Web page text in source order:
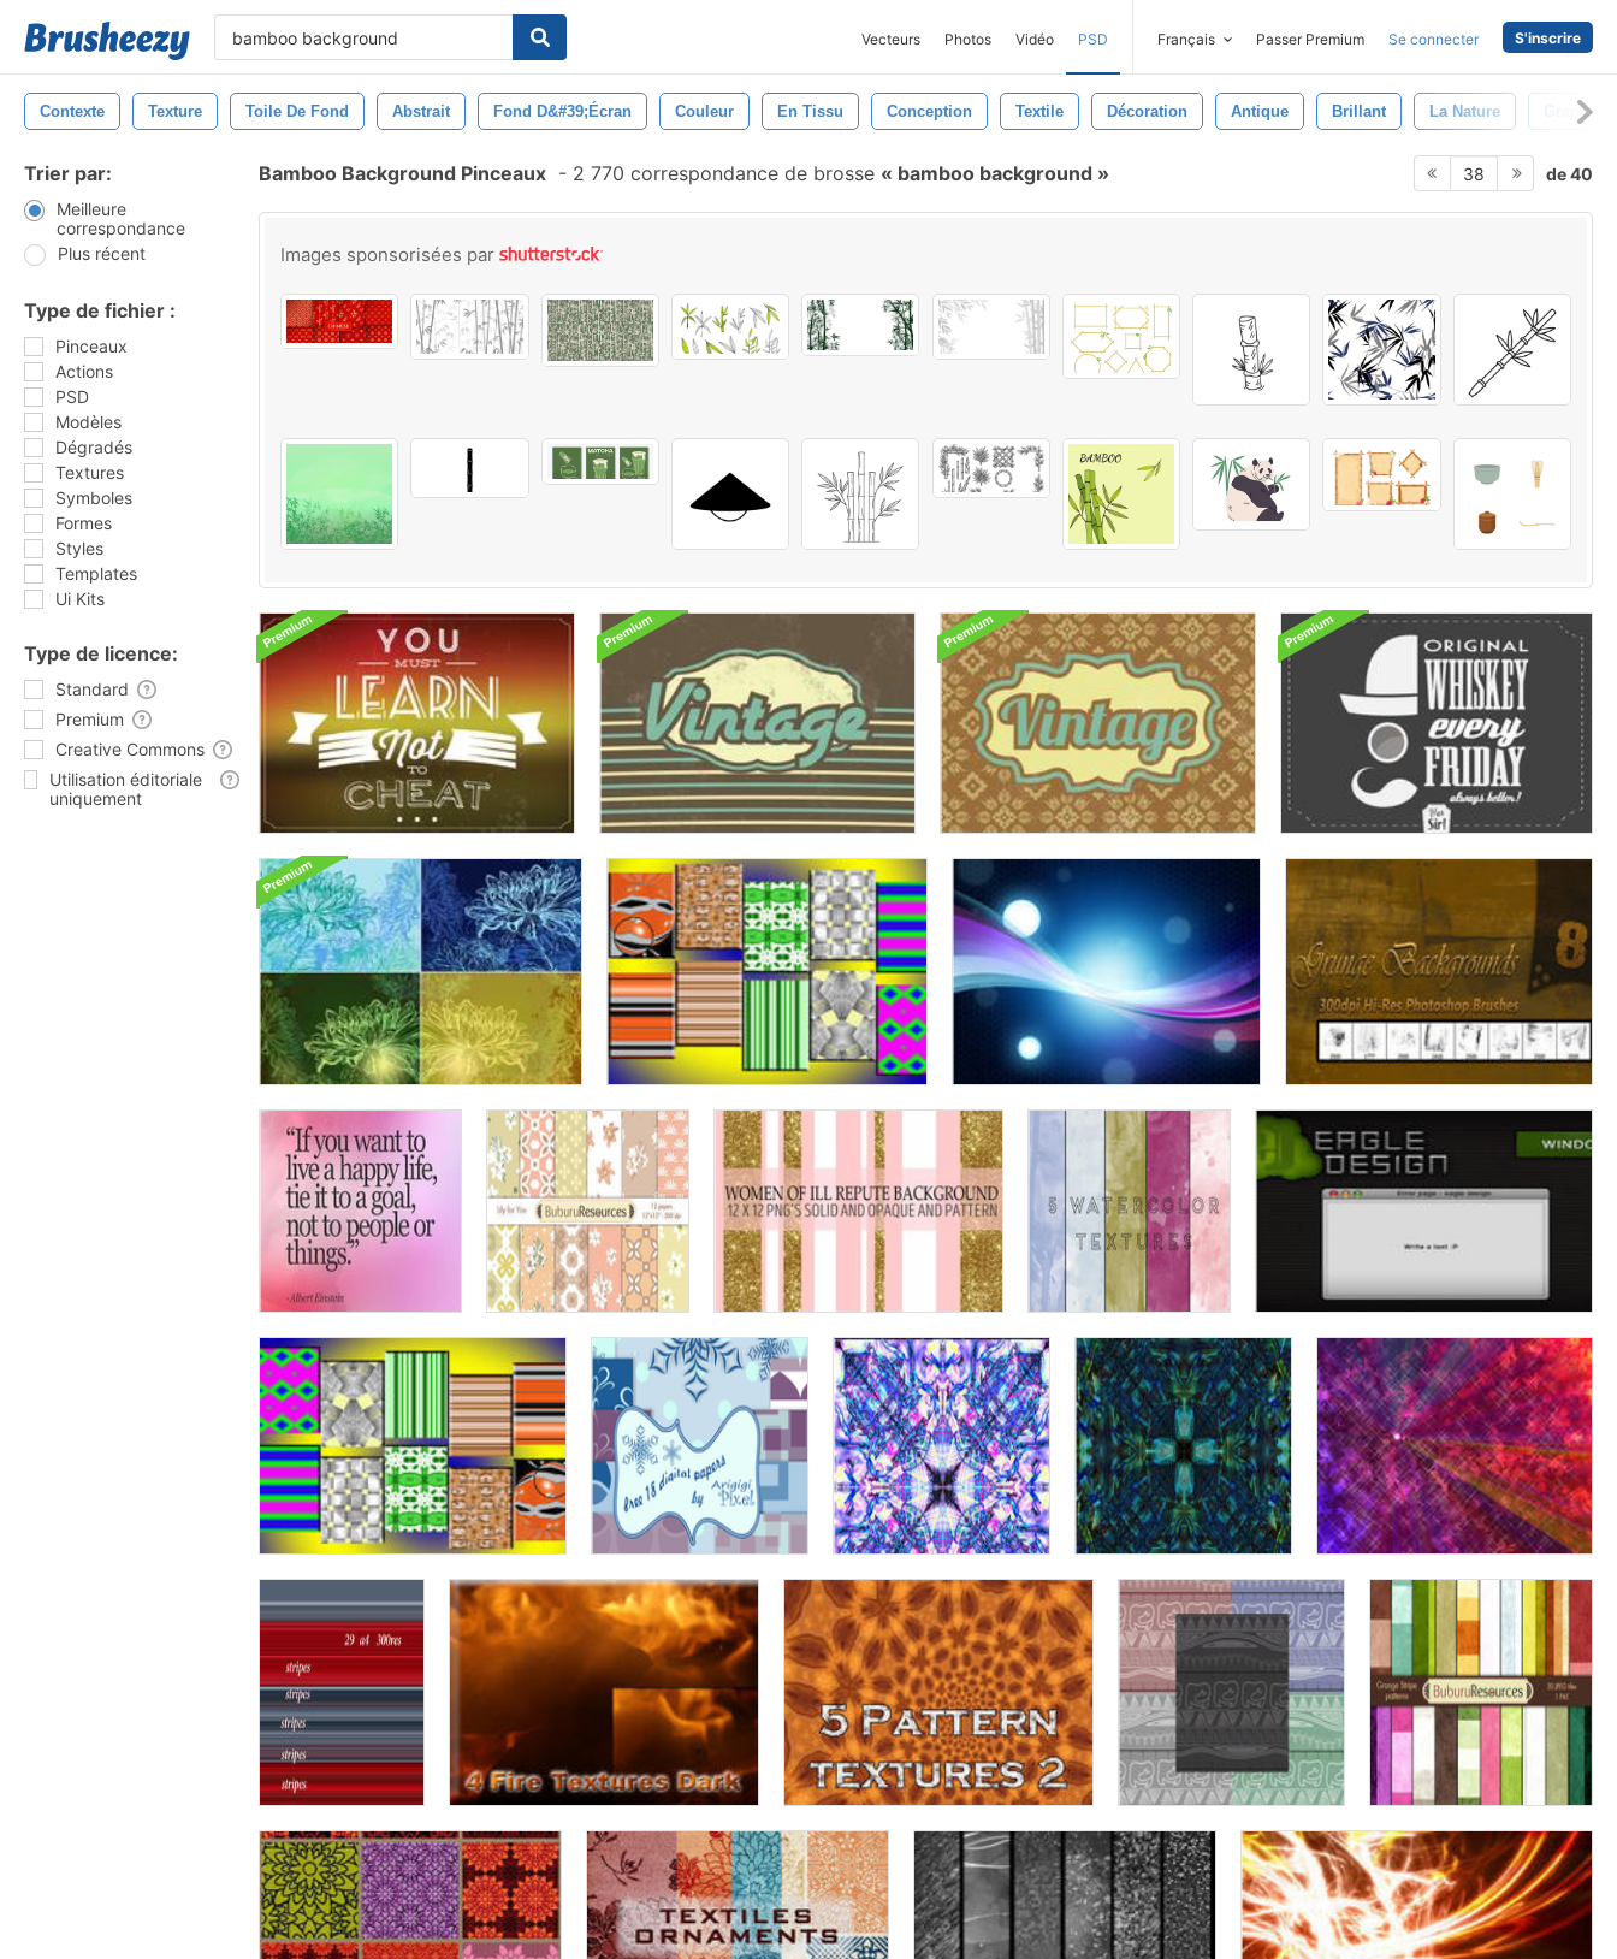
Vecteurs Photos Vidéo PSD Français Passer Premium Se connecter S'inscrire
Contexte Texture Toile De Fond Abstrait Fond D&#39;écran Couleur En Tissu Conception Textile Décoration Antique Brillant La Nature
Trier par:
Meilleure
correspondance
Plus récent
Type de fichier :
Pinceaux
Actions
PSD
Modèles
Dégradés
Textures
Symboles
Formes
Styles
Templates
Ui Kits
Type de licence:
Standard
Premium
Creative Commons
Utilisation éditoriale
uniquement
Bamboo Background Pinceaux - 2 770 correspondance de brosse bamboo background 38 de 40
Images sponsorisées par